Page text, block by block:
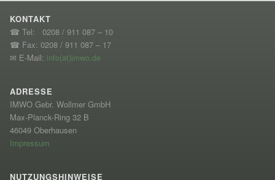
KONTAKT
☎ Tel: 0208 / 911 087 – 10
☎ Fax: 0208 / 911 087 – 17
✉ E-Mail: info(at)imwo.de
ADRESSE
IMWO Gebr. Wollmer GmbH
Max-Planck-Ring 32 B
46049 Oberhausen
Impressum
NUTZUNGSHINWEISE